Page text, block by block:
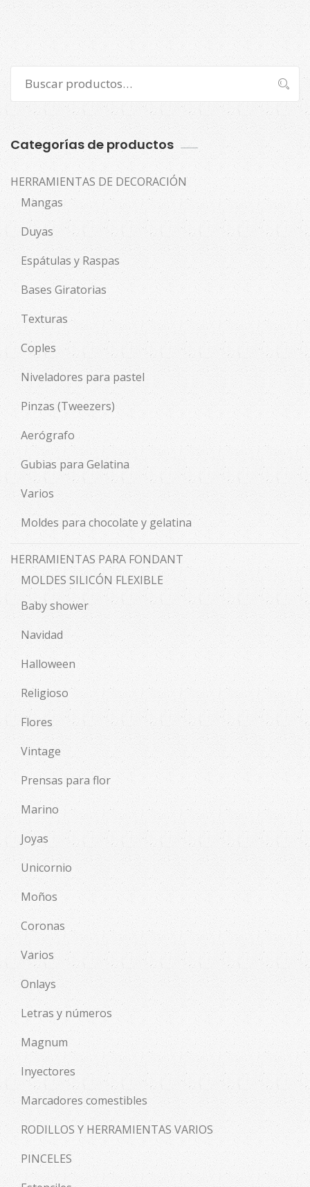
por:
Buscar
Categorías de productos
HERRAMIENTAS DE DECORACIÓN
Mangas
Duyas
Espátulas y Raspas
Bases Giratorias
Texturas
Coples
Niveladores para pastel
Pinzas (Tweezers)
Aerógrafo
Gubias para Gelatina
Varios
Moldes para chocolate y gelatina
HERRAMIENTAS PARA FONDANT
MOLDES SILICÓN FLEXIBLE
Baby shower
Navidad
Halloween
Religioso
Flores
Vintage
Prensas para flor
Marino
Joyas
Unicornio
Moños
Coronas
Varios
Onlays
Letras y números
Magnum
Inyectores
Marcadores comestibles
RODILLOS Y HERRAMIENTAS VARIOS
PINCELES